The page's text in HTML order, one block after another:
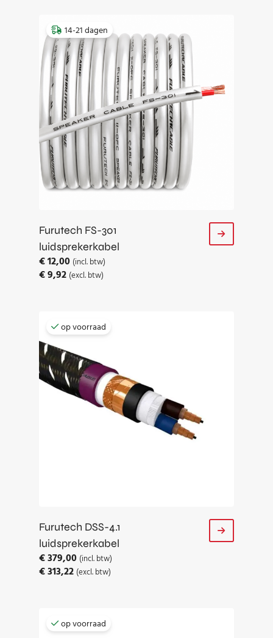
14-21 dagen
Furutech FS-301
luidsprekerkabel
€12,00 (incl. btw)
€9,92 (excl. btw)
op voorraad
Furutech DSS-4.1
luidsprekerkabel
€379,00 (incl. btw)
€313,22 (excl. btw)
op voorraad